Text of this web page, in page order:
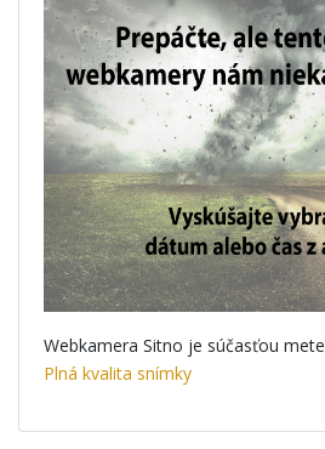
Webkamera Sitno je súčasťou
Plná kvalita snímky